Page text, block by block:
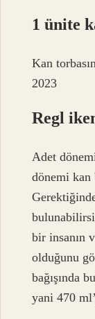
1 ünite
Kan
2023
Regl
Adet
dönemi kan
bir insanın
olduğunu
bağışında
yani 470